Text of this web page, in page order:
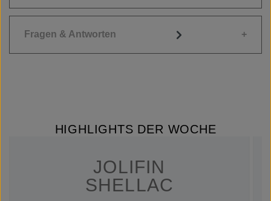
Fragen & Antworten
HIGHLIGHTS DER WOCHE
JOLIFIN
SHELLAC